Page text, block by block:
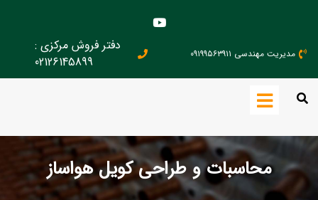
مدیریت مهندسی ۰۹۱۹۹۵۶۳۹۱۱
دفتر فروش مرکزی :
02126145899
محاسبات و طراحی کویل هواساز